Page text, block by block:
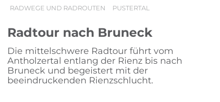
RADWEGE UND RADROUTEN
PUSTERTAL
Radtour nach Bruneck
Die mittelschwere Radtour führt vom
Antholzertal entlang der Rienz bis nach
Bruneck und begeistert mit der
beeindruckenden Rienzschlucht.